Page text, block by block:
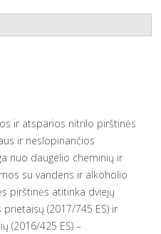
ir atsparios nitrilo pirštinės
ir neslopinančios
nuo daugelio cheminių ir
su vandens ir alkoholio
pirštinės atitinka dviejų
(2017/745 ES) ir
(2016/425 ES) –